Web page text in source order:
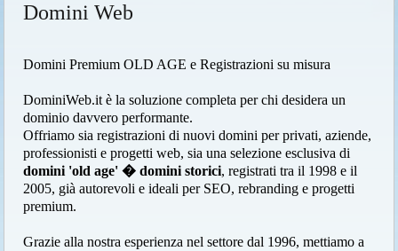
Domini Web
Domini Premium OLD AGE e Registrazioni su misura
DominiWeb.it è la soluzione completa per chi desidera un
dominio davvero performante.
Offriamo sia registrazioni di nuovi domini per privati, aziende,
professionisti e progetti web, sia una selezione esclusiva di
domini 'old age' � domini storici, registrati tra il 1998 e il
2005, già autorevoli e ideali per SEO, rebranding e progetti
premium.
Grazie alla nostra esperienza nel settore dal 1996, mettiamo a